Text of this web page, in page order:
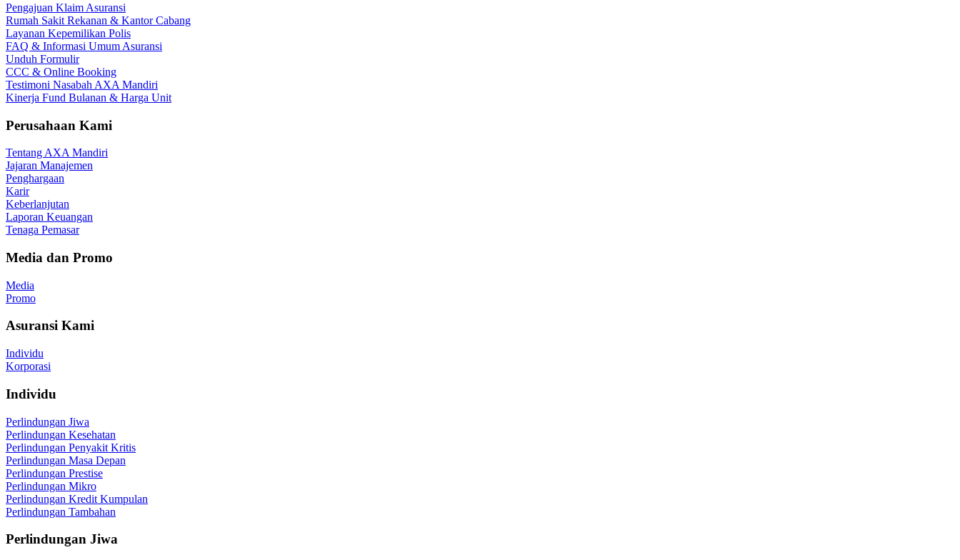
Pengajuan Klaim Asuransi
Rumah Sakit Rekanan & Kantor Cabang
Layanan Kepemilikan Polis
FAQ & Informasi Umum Asuransi
Unduh Formulir
CCC & Online Booking
Testimoni Nasabah AXA Mandiri
Kinerja Fund Bulanan & Harga Unit
Perusahaan Kami
Tentang AXA Mandiri
Jajaran Manajemen
Penghargaan
Karir
Keberlanjutan
Laporan Keuangan
Tenaga Pemasar
Media dan Promo
Media
Promo
Asuransi Kami
Individu
Korporasi
Individu
Perlindungan Jiwa
Perlindungan Kesehatan
Perlindungan Penyakit Kritis
Perlindungan Masa Depan
Perlindungan Prestise
Perlindungan Mikro
Perlindungan Kredit Kumpulan
Perlindungan Tambahan
Perlindungan Jiwa